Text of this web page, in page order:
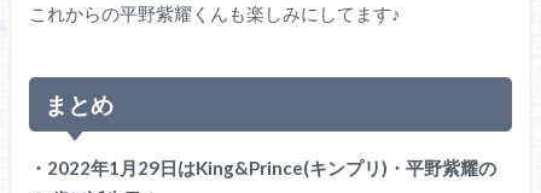
これからの平野紫耀くんも楽しみにしてます♪
まとめ
・2022年1月29日はKing&Prince(キンプリ)・平野紫耀の